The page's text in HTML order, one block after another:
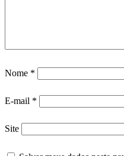
Nome *
E-mail *
Site